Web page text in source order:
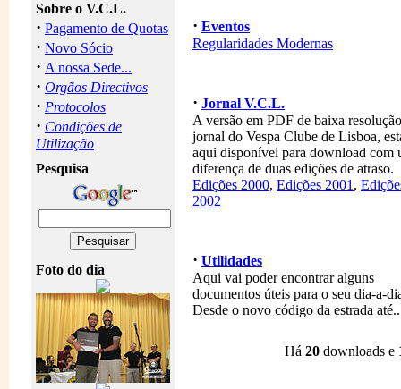
Sobre o V.C.L.
· Pagamento de Quotas
· Novo Sócio
· A nossa Sede...
· Orgãos Directivos
· Protocolos
· Condições de
Utilização
Pesquisa
Foto do dia
· Eventos
Regularidades Modernas
· Jornal V.C.L.
A versão em PDF de baixa
jornal do Vespa Clube de Lisboa,
aqui disponível para download com
diferença de duas edições de atraso.
Edições 2000, Edições 2001 ,
2002
· Utilidades
Aqui vai poder encontrar alguns
documentos úteis para o seu dia-a-
Desde o novo código da estrada
Há 20 downloads e